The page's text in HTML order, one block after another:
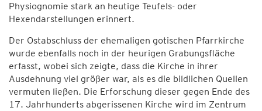
Physiognomie stark an heutige Teufels- oder
Hexendarstellungen erinnert.
Der Ostabschluss der ehemaligen gotischen Pfarrkirche
wurde ebenfalls noch in der heurigen Grabungsfläche
erfasst, wobei sich zeigte, dass die Kirche in ihrer
Ausdehnung viel größer war, als es die bildlichen Quellen
vermuten ließen. Die Erforschung dieser gegen Ende des
17. Jahrhunderts abgerissenen Kirche wird im Zentrum